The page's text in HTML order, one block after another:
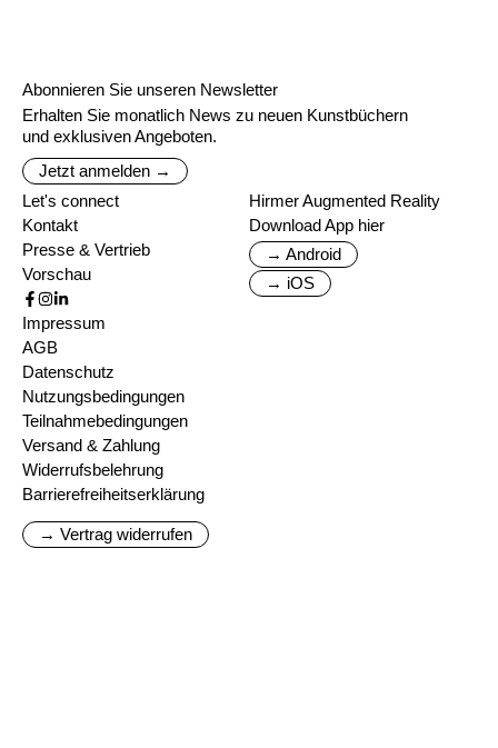
Abonnieren Sie unseren Newsletter
Erhalten Sie monatlich News zu neuen Kunstbüchern
und exklusiven Angeboten.
Jetzt anmelden →
Let's connect
Kontakt
Presse & Vertrieb
Vorschau
Hirmer Augmented Reality
Download App hier
→ Android
→ iOS
Impressum
AGB
Datenschutz
Nutzungsbedingungen
Teilnahmebedingungen
Versand & Zahlung
Widerrufsbelehrung
Barrierefreiheitserklärung
→ Vertrag widerrufen